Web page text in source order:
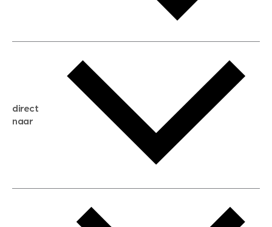
gratis zoekservice
huis verkopen
huis kopen
aankoopadvies
direct
naar
hypotheek berekenen